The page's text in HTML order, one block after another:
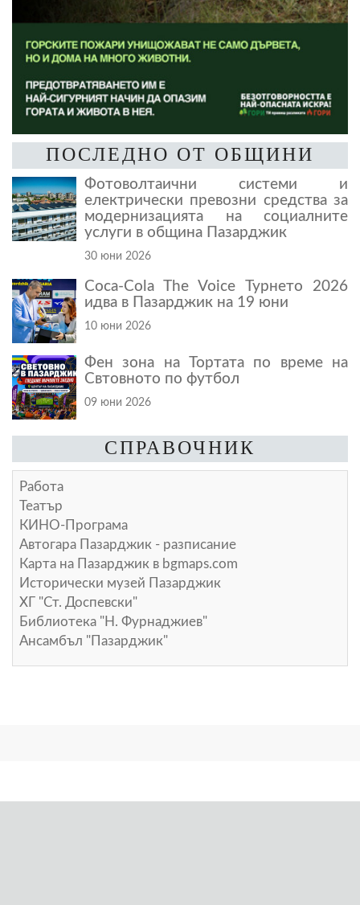
ПОСЛЕДНО ОТ ОБЩИНИ
Фотоволтаични системи и
електрически превозни средства за
модернизацията на социалните
услуги в община Пазарджик
30 юни 2026
Coca-Cola The Voice Турнето 2026
идва в Пазарджик на 19 юни
10 юни 2026
Фен зона на Тортата по време на
Свтовното по футбол
09 юни 2026
СПРАВОЧНИК
Работа
Театър
КИНО-Програма
Автогара Пазарджик - разписание
Карта на Пазарджик в bgmaps.com
Исторически музей Пазарджик
ХГ "Ст. Доспевски"
Библиотека "Н. Фурнаджиев"
Ансамбъл "Пазарджик"